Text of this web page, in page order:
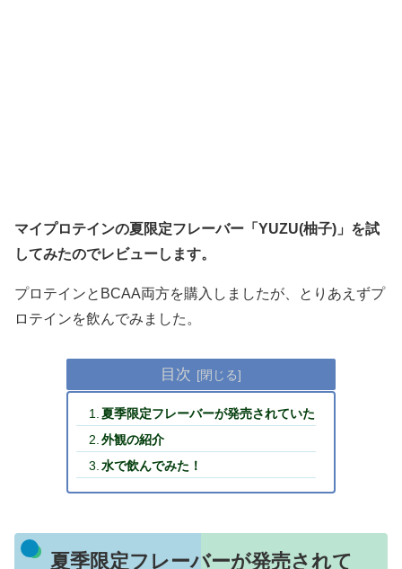
マイプロテインの夏限定フレーバー「YUZU(柚子)」を試
してみたのでレビューします。
プロテインとBCAA両方を購入しましたが、とりあえずプ
ロテインを飲んでみました。
目次
夏季限定フレーバーが発売されていた
外観の紹介
水で飲んでみた！
夏季限定フレーバーが発売されて